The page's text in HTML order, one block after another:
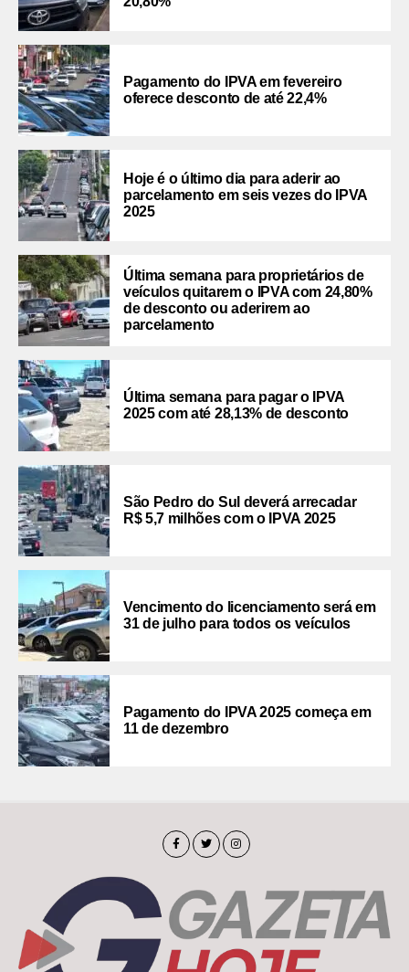
Pagamento do IPVA em fevereiro
oferece desconto de até 22,4%
Hoje é o último dia para aderir ao
parcelamento em seis vezes do IPVA
2025
Última semana para proprietários de
veículos quitarem o IPVA com 24,80%
de desconto ou aderirem ao
parcelamento
Última semana para pagar o IPVA
2025 com até 28,13% de desconto
São Pedro do Sul deverá arrecadar
R$ 5,7 milhões com o IPVA 2025
Vencimento do licenciamento será em
31 de julho para todos os veículos
Pagamento do IPVA 2025 começa em
11 de dezembro